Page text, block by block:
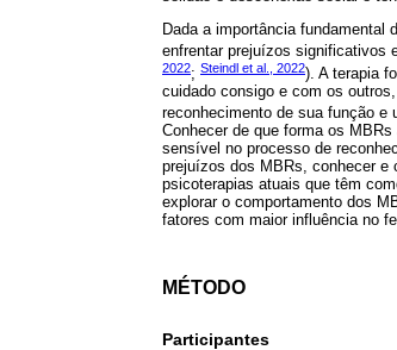
Dada a importância
enfrentar prejuízos significativos
2022; Steindl et al., 2022). A terapia
cuidado consigo e com os
reconhecimento de sua função e
Conhecer de que forma os
sensível no processo de
prejuízos dos MBRs, conhecer e
psicoterapias atuais que têm
explorar o comportamento dos
fatores com maior influência no
MÉTODO
Participantes